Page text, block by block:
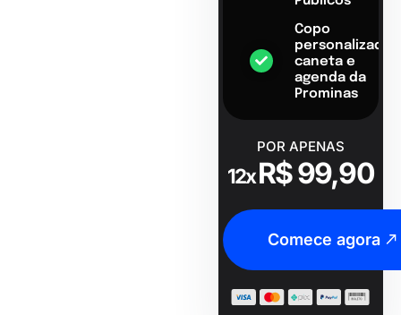
Copo
personalizado,
caneta e
agenda da
Prominas
POR APENAS
12xR$ 99,90
Comece agora